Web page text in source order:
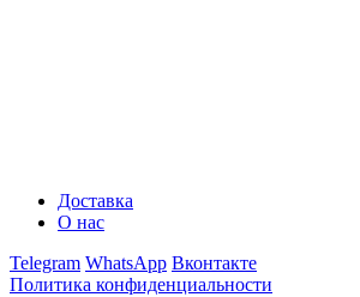
Доставка
О нас
Telegram WhatsApp Вконтакте
Политика конфиденциальности